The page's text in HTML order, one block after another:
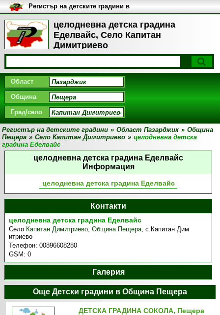
целодневна детска градина
Еделвайс, Село Капитан
Димитриево
Регистър на детските градини в
България
Област
Община
Град/село
Регистър на детските градини » Област Пазарджик » Община
Пещера » Село Капитан Димитриево » целодневна детска
градина Еделвайс
целодневна детска градина Еделвайс
Информация
целодневна детска градина Еделвайс
Контакти
целодневна детска градина Еделвайс
Село Капитан Димитриево,Община Пещера,с.Капитан Дим
итриево
Телефон:00896608280
GSM:0
Галерия
Още Детски градини в Община Пещера
ДЕТСКА ГРАДИНА СОКОЛА, Пещера